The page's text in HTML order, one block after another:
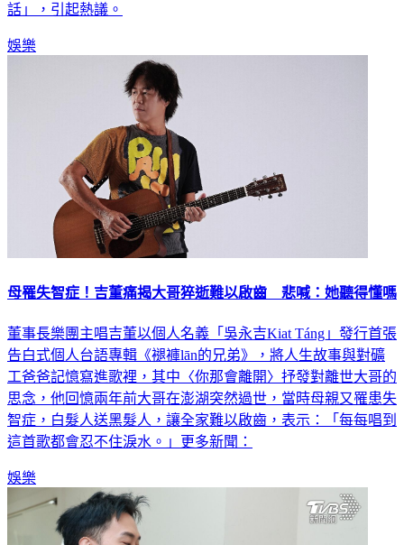
話」，引起熱議。
娛樂
母罹失智症！吉董痛揭大哥猝逝難以啟齒 悲喊：她聽得懂嗎
董事長樂團主唱吉董以個人名義「吳永吉Kiat Táng」發行首張
告白式個人台語專輯《褪褲lān的兄弟》，將人生故事與對礦
工爸爸記憶寫進歌裡，其中〈你那會離開〉抒發對離世大哥的
思念，他回憶兩年前大哥在澎湖突然過世，當時母親又罹患失
智症，白髮人送黑髮人，讓全家難以啟齒，表示：「每每唱到
這首歌都會忍不住淚水。」更多新聞：
娛樂